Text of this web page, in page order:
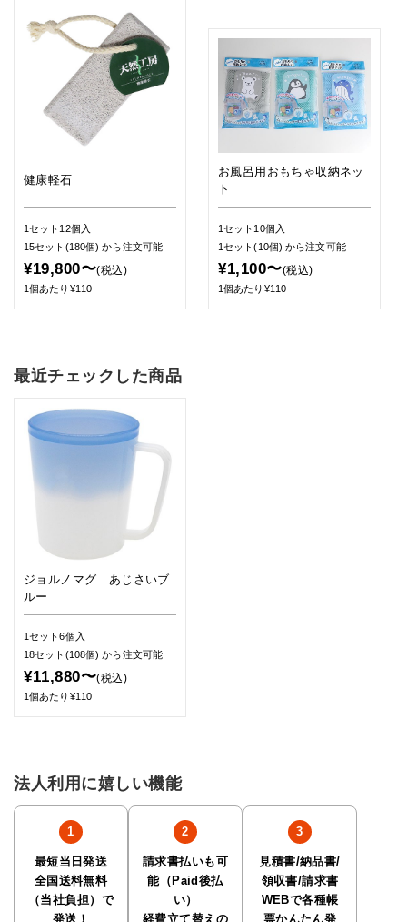
健康軽石
1セット12個入
15セット(180個)から注文可能
¥19,800〜(税込)
1個あたり¥110
お風呂用おもちゃ収納ネッ
ト
1セット10個入
1セット(10個)から注文可能
¥1,100〜(税込)
1個あたり¥110
最近チェックした商品
ジョルノマグ あじさいブ
ルー
1セット6個入
18セット(108個)から注文可能
¥11,880〜(税込)
1個あたり¥110
法人利用に嬉しい機能
最短当日発送
全国送料無料
（当社負担）で
発送！
請求書払いも可
能（Paid後払
い）
経費立て替えの
見積書/納品書/
領収書/請求書
WEBで各種帳
票かんたん発